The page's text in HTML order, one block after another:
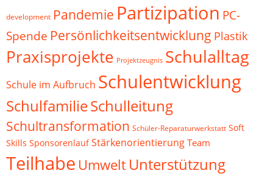
development Pandemie Partizipation PC-
Spende Persönlichkeitsentwicklung Plastik
Praxisprojekte Projektzeugnis Schulalltag
Schule im Aufbruch Schulentwicklung
SchulfamilieSchulleitung
Schultransformation Schüler-Reparaturwerkstatt Soft
Skills Sponsorenlauf Stärkenorientierung Team
Teilhabe Umwelt Unterstützung